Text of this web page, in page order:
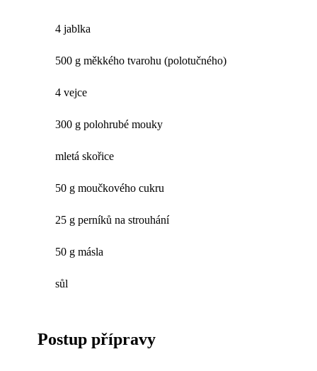
4 jablka
500 g měkkého tvarohu (polotučného)
4 vejce
300 g polohrubé mouky
mletá skořice
50 g moučkového cukru
25 g perníků na strouhání
50 g másla
sůl
Postup přípravy